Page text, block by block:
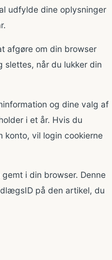
udfylde dine oplysninger
afgøre om din browser
slettes, når du lukker din
og dine valg af
i et år. Hvis du
konto, vil login cookierne
i din browser. Denne
på den artikel, du